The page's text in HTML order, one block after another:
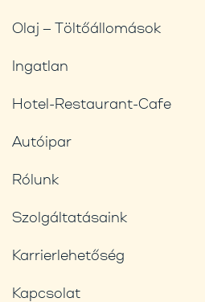
Olaj – Töltőállomások
Ingatlan
Hotel-Restaurant-Cafe
Autóipar
Rólunk
Szolgáltatásaink
Karrierlehetőség
Kapcsolat